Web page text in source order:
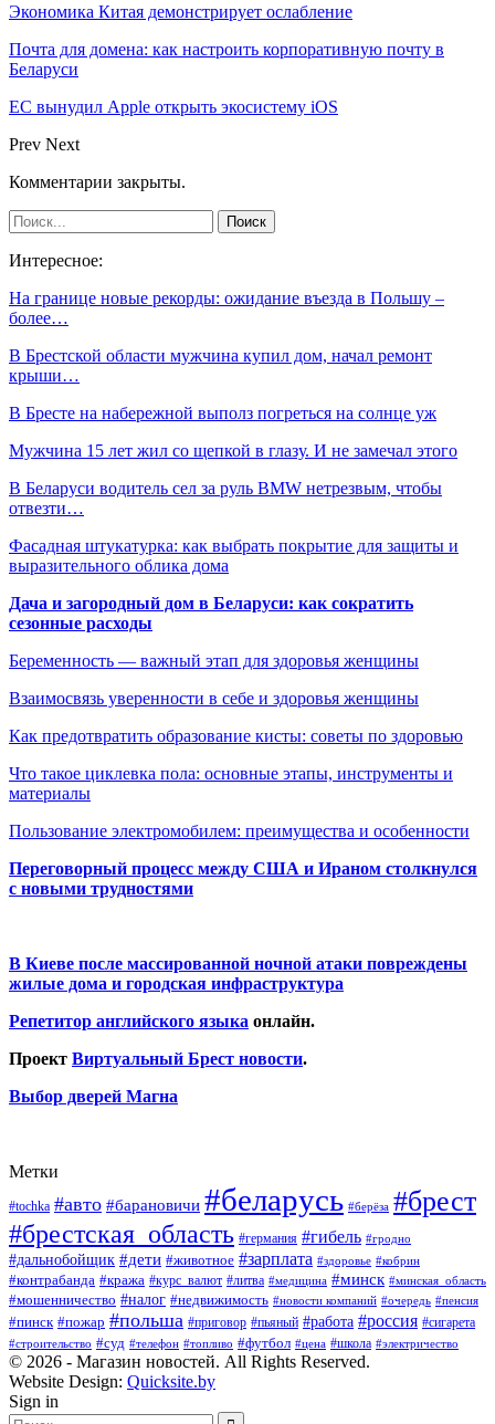
Экономика Китая демонстрирует ослабление
Почта для домена: как настроить корпоративную почту в
Беларуси
ЕС вынудил Apple открыть экосистему iOS
Prev Next
Комментарии закрыты.
Интересное:
На границе новые рекорды: ожидание въезда в Польшу –
более…
В Брестской области мужчина купил дом, начал ремонт
крыши…
В Бресте на набережной выполз погреться на солнце уж
Мужчина 15 лет жил со щепкой в глазу. И не замечал этого
В Беларуси водитель сел за руль BMW нетрезвым, чтобы
отвезти…
Фасадная штукатурка: как выбрать покрытие для защиты и
выразительного облика дома
Дача и загородный дом в Беларуси: как сократить
сезонные расходы
Беременность — важный этап для здоровья женщины
Взаимосвязь уверенности в себе и здоровья женщины
Как предотвратить образование кисты: советы по здоровью
Что такое циклевка пола: основные этапы, инструменты и
материалы
Пользование электромобилем: преимущества и особенности
Переговорный процесс между США и Ираном столкнулся
с новыми трудностями
В Киеве после массированной ночной атаки повреждены
жилые дома и городская инфраструктура
Репетитор английского языка онлайн.
Проект Виртуальный Брест новости.
Выбор дверей Магна
Метки
#tochka #авто #барановичи #беларусь #берёза #брест
#брестская_область #германия #гибель #гродно
#дальнобойщик #дети #животное #зарплата #здоровье #кобрин
#контрабанда #кража #курс_валют #литва #медицина #минск #минская_область
#мошенничество #налог #недвижимость #новости компаний #очередь #пенсия
#пинск #пожар #польша #приговор #пьяный #работа #россия #сигарета
#строительство #суд #телефон #топливо #футбол #цена #школа #электричество
© 2026 - Магазин новостей. All Rights Reserved.
Website Design: Quicksite.by
Sign in